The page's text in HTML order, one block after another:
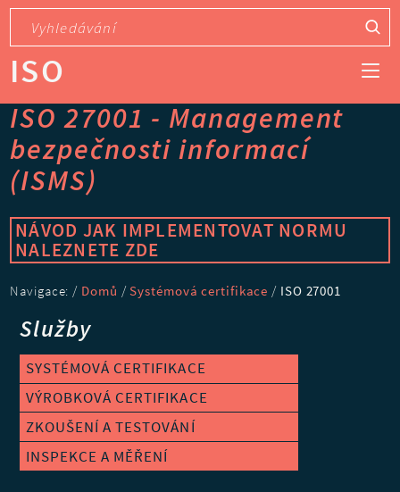
ISO
ISO 27001 - Management
bezpečnosti informací
(ISMS)
NÁVOD JAK IMPLEMENTOVAT NORMU
NALEZNETE ZDE
Navigace: / Domů /Systémová certifikace / ISO 27001
Služby
SYSTÉMOVÁ CERTIFIKACE
VÝROBKOVÁ CERTIFIKACE
ZKOUŠENÍ A TESTOVÁNÍ
INSPEKCE A MĚŘENÍ